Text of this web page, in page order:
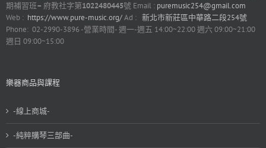
期補習班– 府教社字第1022480445號 Email : puremusic254@gmail.com
Web : https://www.pure-music.org/Ad : 新北市新莊區中華路二段254號
Phone: 02-2990-3896 -營業時間- 週一-週五 14:00~22:00 週六 09:00~21:00
週日 09:00~15:00
樂器商品與課程
-線上商城-
-純粹購琴三部曲-